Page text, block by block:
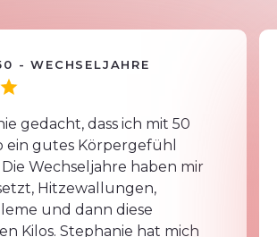
50 - WECHSELJAHRE
gedacht, dass ich mit 50
ein gutes Körpergefühl
Wechseljahre haben mir
Hitzewallungen,
und dann diese
Kilos. Stephanie hat mich